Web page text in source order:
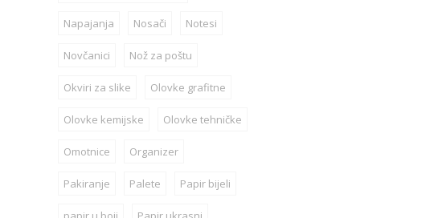
Napajanja Nosači Notesi
Novčanici Nož za poštu
Okviri za slike Olovke grafitne
Olovke kemijske Olovke tehničke
Omotnice Organizer
Pakiranje Palete Papir bijeli